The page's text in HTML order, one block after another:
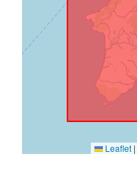
Leaflet |